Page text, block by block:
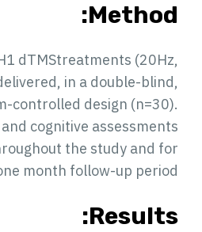
Method:
dTMStreatments (20Hz,
in a double-blind,
controlled design (n=30).
cognitive assessments
the study and for
month follow-up period.
Results: